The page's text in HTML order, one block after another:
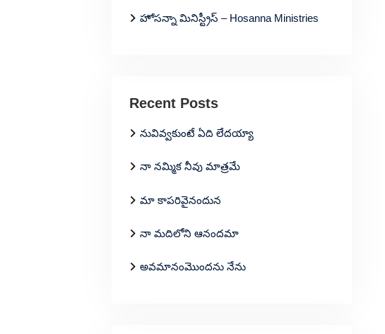
హోసన్నా మినిస్ట్రీస్ – Hosanna Ministries
Recent Posts
నువివ్వకుంటే ఏది లేదయ్యా
నా నమ్మిక నీవు మాత్రమే
మా కాపరివైనందున
నా మదిలోని ఆనందమా
అవమానంమొందను నేను